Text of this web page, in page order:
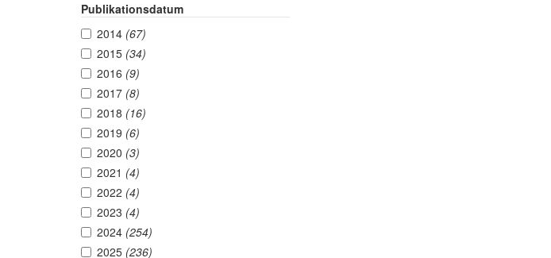
Publikationsdatum
2014 (67)
2015 (34)
2016 (9)
2017 (8)
2018 (16)
2019 (6)
2020 (3)
2021 (4)
2022 (4)
2023 (4)
2024 (254)
2025 (236)